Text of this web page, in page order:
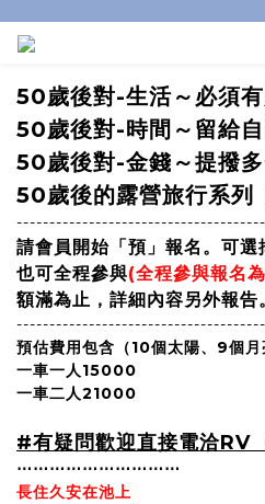
50歲後對-生活～必須
50歲後對-時間～留給
50歲後對-金錢～提撥
50歲後的露營旅行系列
請會員開始「預」報名。可選
也可全程參與(全程參與報名
額滿為止，詳細內容另外報告
預估費用包含（10個太陽、9個月
一車一人15000
一車二人21000
#有疑問歡迎直接電洽
⋯⋯⋯⋯⋯⋯⋯⋯⋯⋯
長住久安在池上